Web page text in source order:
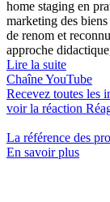
home staging en
marketing des
de renom et
approche
Lire la suite
Chaîne YouTube
Recevez toutes les
voir la réaction
La référence des
En savoir plus